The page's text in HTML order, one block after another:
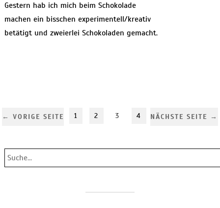
Gestern hab ich mich beim Schokolade
machen ein bisschen experimentell/kreativ
betätigt und zweierlei Schokoladen gemacht.
← VORIGE SEITE 1 2 3 4 NÄCHSTE SEITE →